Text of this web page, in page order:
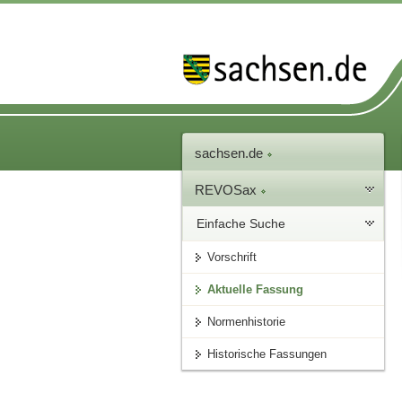
sachsen.de
REVOSax
Einfache Suche
Vorschrift
Aktuelle Fassung
Normenhistorie
Historische Fassungen